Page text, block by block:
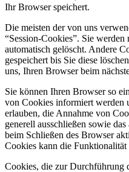
Ihr Browser speichert.
Die meisten der von uns
“Session-Cookies”. Sie werden
automatisch gelöscht. Andere
gespeichert bis Sie diese
uns, Ihren Browser beim
Sie können Ihren Browser so
von Cookies informiert werden
erlauben, die Annahme von
generell ausschließen sowie
beim Schließen des Browser
Cookies kann die Funktionalität
Cookies, die zur Durchführung